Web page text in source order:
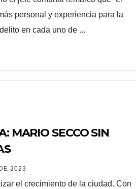
personal y experiencia para la
en cada uno de ...
MARIO SECCO SIN
2023
el crecimiento de la ciudad. Con